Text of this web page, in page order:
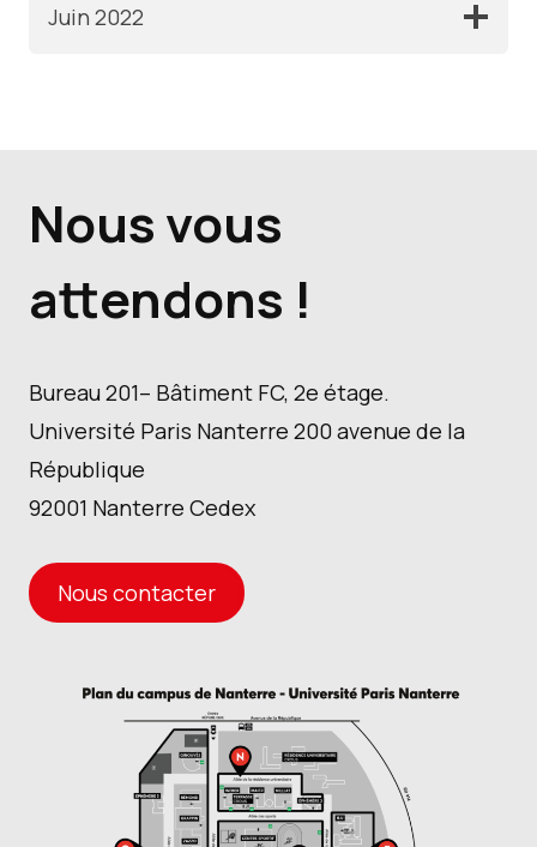
Juin 2022
Nous vous
attendons !
Bureau 201– Bâtiment FC, 2e étage.
Université Paris Nanterre 200 avenue de la
République
92001 Nanterre Cedex
Nous contacter